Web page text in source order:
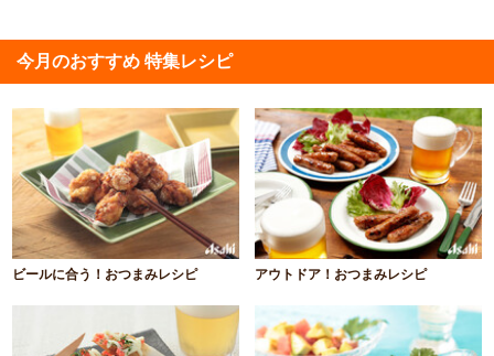
今月のおすすめ 特集レシピ
ビールに合う！おつまみレシピ アウトドア！おつまみレシピ